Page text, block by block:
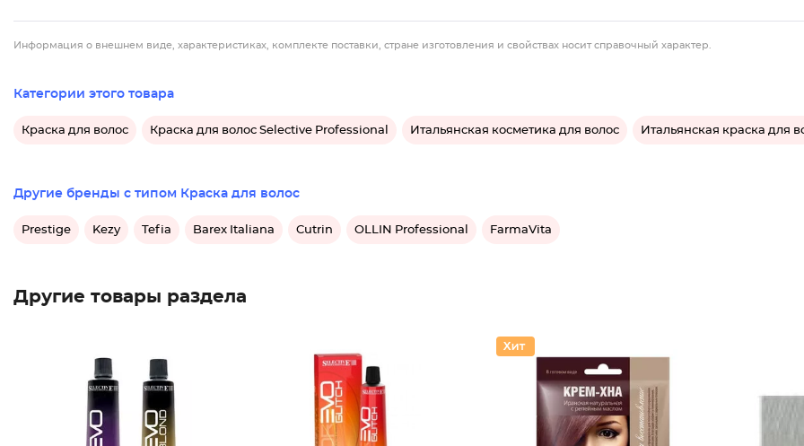
Информация о внешнем виде, характеристиках, комплекте поставки, стране изготовления и свойствах носит справочный характер.
Категории этого товара
Краска для волос Краска для волос Selective Professional Итальянская косметика для волос Итальянская краска для
Другие бренды с типом Краска для волос
Prestige Kezy Tefia Barex Italiana Cutrin OLLIN Professional FarmaVita
Другие товары раздела